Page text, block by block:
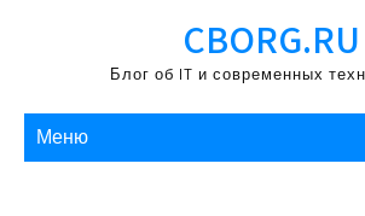
содержимому
CBORG.RU
Блог об IT и современных
Меню